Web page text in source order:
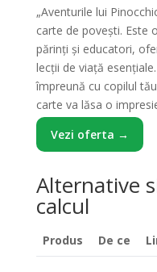
„Aventurile lui
carte de povești. Este
părinți și educatori,
lecții de viață
împreună cu copilul
carte va lăsa o
Vezi oferta →
Alternative
calcul
Produs De ce